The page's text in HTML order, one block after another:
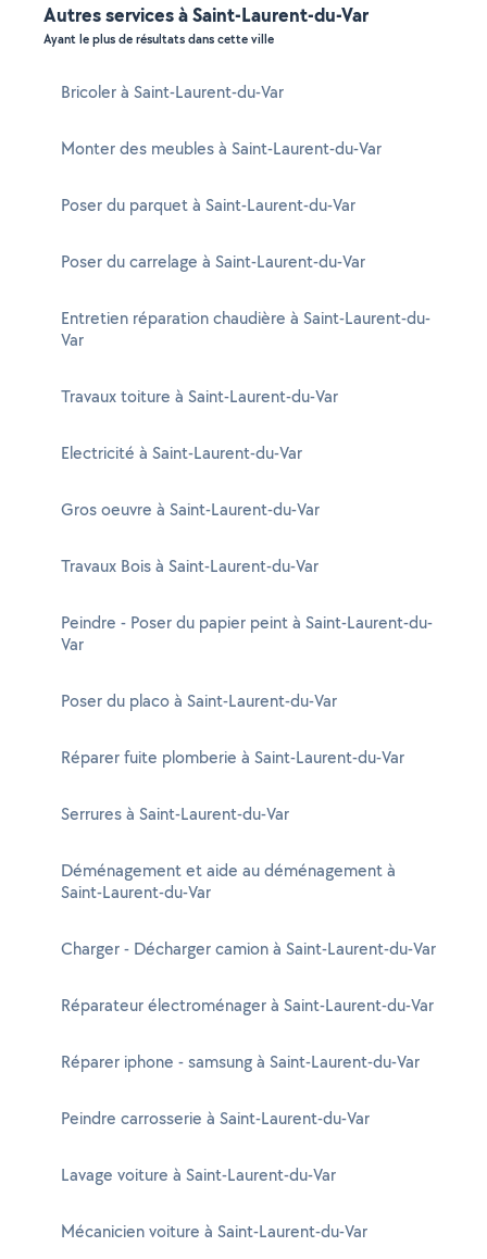
Autres services à Saint-Laurent-du-Var
Ayant le plus de résultats dans cette ville
Bricoler à Saint-Laurent-du-Var
Monter des meubles à Saint-Laurent-du-Var
Poser du parquet à Saint-Laurent-du-Var
Poser du carrelage à Saint-Laurent-du-Var
Entretien réparation chaudière à Saint-Laurent-du-
Var
Travaux toiture à Saint-Laurent-du-Var
Electricité à Saint-Laurent-du-Var
Gros oeuvre à Saint-Laurent-du-Var
Travaux Bois à Saint-Laurent-du-Var
Peindre - Poser du papier peint à Saint-Laurent-du-
Var
Poser du placo à Saint-Laurent-du-Var
Réparer fuite plomberie à Saint-Laurent-du-Var
Serrures à Saint-Laurent-du-Var
Déménagement et aide au déménagement à
Saint-Laurent-du-Var
Charger - Décharger camion à Saint-Laurent-du-Var
Réparateur électroménager à Saint-Laurent-du-Var
Réparer iphone - samsung à Saint-Laurent-du-Var
Peindre carrosserie à Saint-Laurent-du-Var
Lavage voiture à Saint-Laurent-du-Var
Mécanicien voiture à Saint-Laurent-du-Var